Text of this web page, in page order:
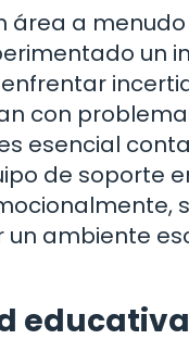
a
un
con
esencial
de soporte
ambiente
educativa